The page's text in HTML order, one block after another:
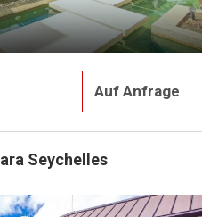
Auf Anfrage
Seychelles